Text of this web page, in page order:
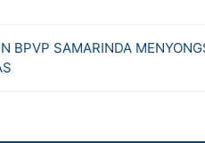
BPVP SAMARINDA